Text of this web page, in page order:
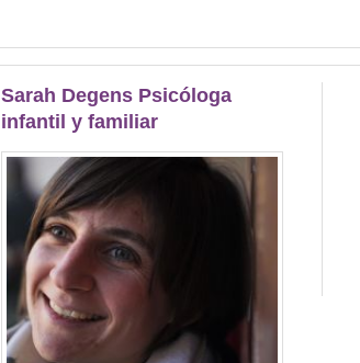
Sarah Degens Psicóloga
infantil y familiar